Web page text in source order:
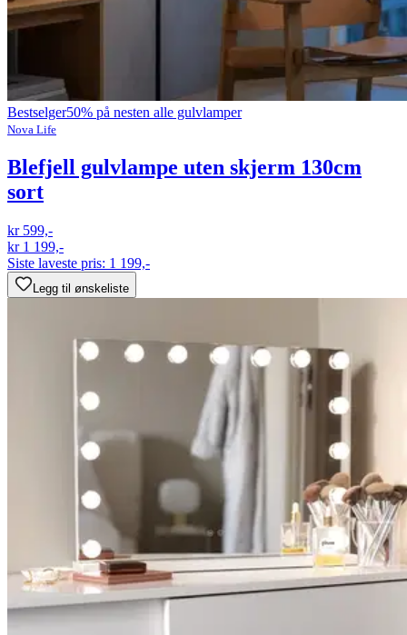
Bestselger50% på nesten alle gulvlamper
Nova Life
Blefjell gulvlampe uten skjerm 130cm
sort
kr 599,-
kr 1 199,-
Siste laveste pris: 1 199,-
Legg til ønskeliste